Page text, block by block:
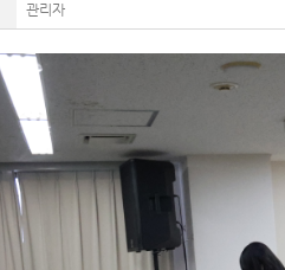
관리자